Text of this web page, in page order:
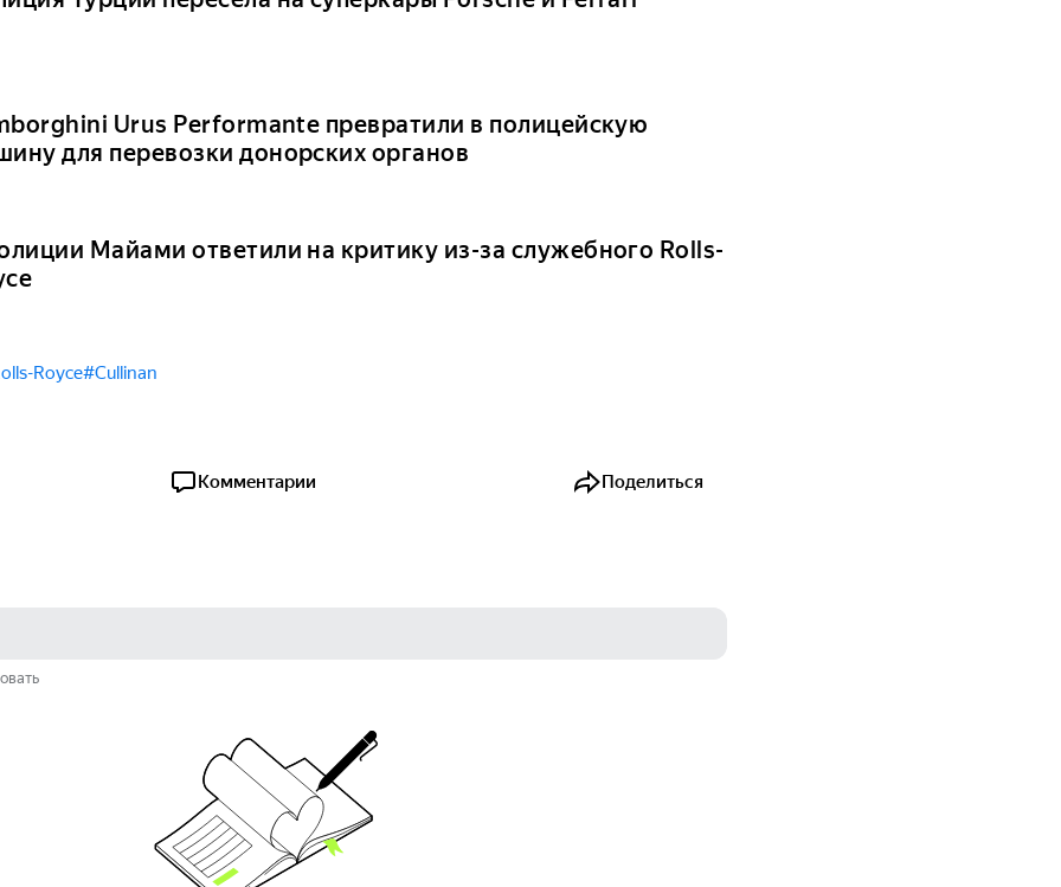
Urus Performante превратили в полицейскую
для перевозки донорских органов
Майами ответили на критику из-за служебного Rolls-
Royce#Cullinan
Комментарии Поделиться